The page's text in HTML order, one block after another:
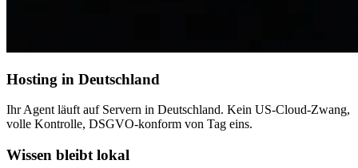
Hosting in Deutschland
Ihr Agent läuft auf Servern in Deutschland. Kein US-Cloud-Zwang,
volle Kontrolle, DSGVO-konform von Tag eins.
Wissen bleibt lokal